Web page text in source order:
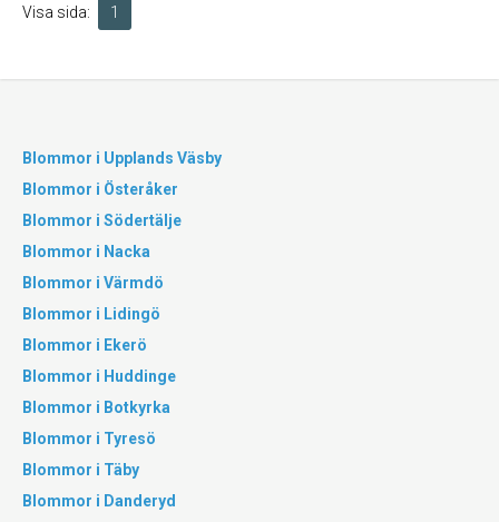
Visa sida: 1
Blommor i Upplands Väsby
Blommor i Österåker
Blommor i Södertälje
Blommor i Nacka
Blommor i Värmdö
Blommor i Lidingö
Blommor i Ekerö
Blommor i Huddinge
Blommor i Botkyrka
Blommor i Tyresö
Blommor i Täby
Blommor i Danderyd